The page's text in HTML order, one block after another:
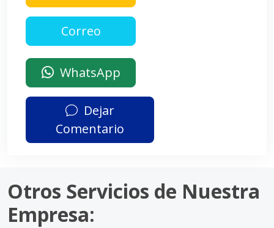
WhatsApp
Dejar
Comentario
Otros Servicios de Nuestra
Empresa: